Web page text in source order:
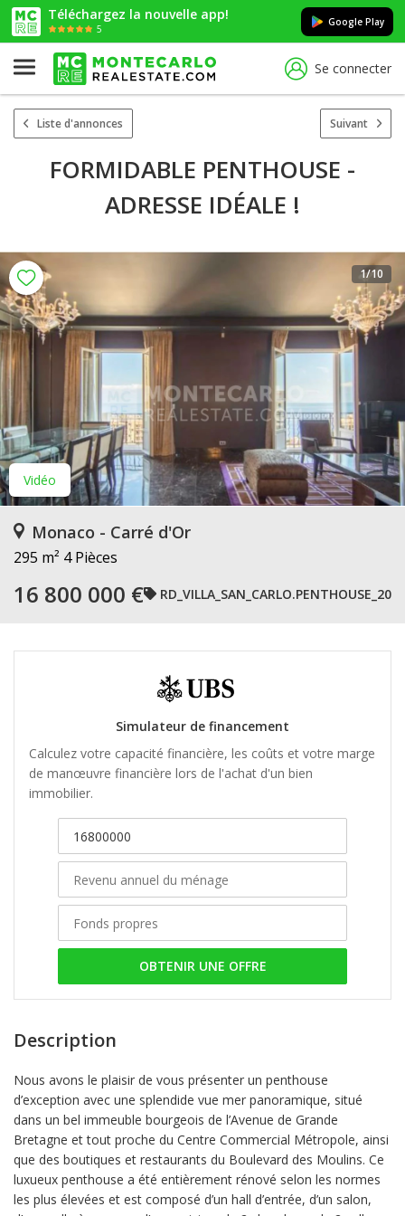
Téléchargez la nouvelle app!
5
Google Play
Se connecter
Liste d'annonces Suivant
FORMIDABLE PENTHOUSE -
ADRESSE IDÉALE !
Vidéo
1/10
Monaco - Carré d'Or
295 m² 4 Pièces
16 800 000 € RD_VILLA_SAN_CARLO.PENTHOUSE_20
Simulateur de financement
Calculez votre capacité financière, les coûts et votre marge
de manœuvre financière lors de l'achat d'un bien
immobilier.
OBTENIR UNE OFFRE
Description
Nous avons le plaisir de vous présenter un penthouse
d’exception avec une splendide vue mer panoramique, situé
dans un bel immeuble bourgeois de l’Avenue de Grande
Bretagne et tout proche du Centre Commercial Métropole, ainsi
que des boutiques et restaurants du Boulevard des Moulins. Ce
luxueux penthouse a été entièrement rénové selon les normes
les plus élevées et est composé d’un hall d’entrée, d’un salon,